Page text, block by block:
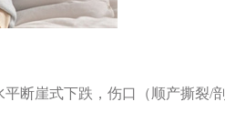
断崖式下跌，伤口（顺产撕裂/剖